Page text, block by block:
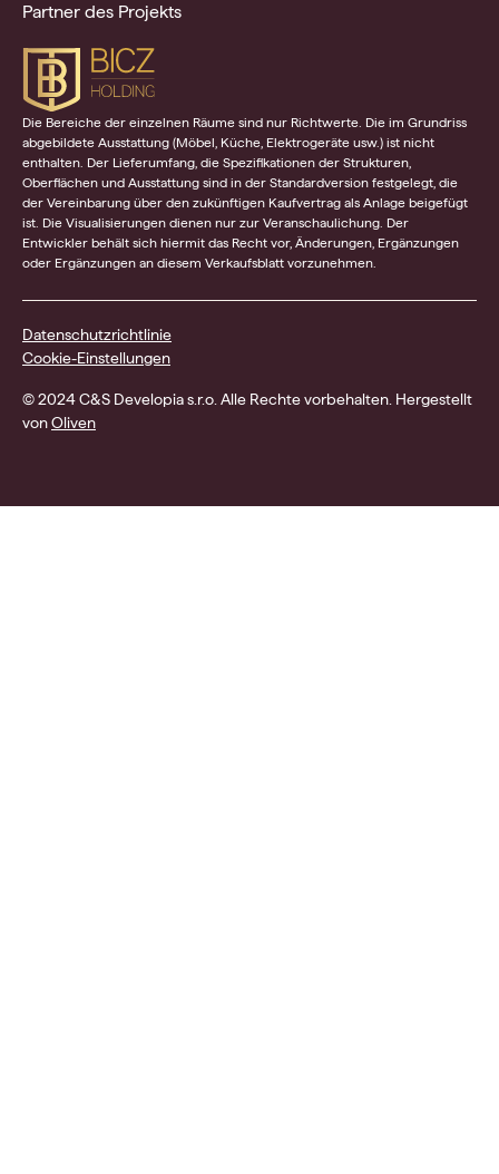
Partner des Projekts
Die Bereiche der einzelnen Räume sind nur Richtwerte. Die im Grundriss
abgebildete Ausstattung (Möbel, Küche, Elektrogeräte usw.) ist nicht
enthalten. Der Lieferumfang, die Spezifikationen der Strukturen,
Oberflächen und Ausstattung sind in der Standardversion festgelegt, die
der Vereinbarung über den zukünftigen Kaufvertrag als Anlage beigefügt
ist. Die Visualisierungen dienen nur zur Veranschaulichung. Der
Entwickler behält sich hiermit das Recht vor, Änderungen, Ergänzungen
oder Ergänzungen an diesem Verkaufsblatt vorzunehmen.
© 2024 C&S Developia s.r.o. Alle Rechte vorbehalten. Hergestellt
vonOliven
Datenschutzrichtlinie
Cookie-Einstellungen